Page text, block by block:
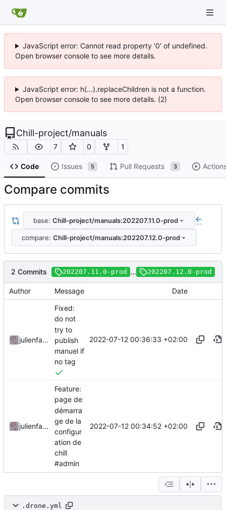
JavaScript error: Cannot read property '0' of undefined.
Open browser console to see more details.
JavaScript error: h(...).replaceChildren is not a function.
Open browser console to see more details. (2)
Chill-project/manuals
7 0 1
Code Issues 5 Pull Requests 3
Compare commits
base: Chill-project/manuals:202207.11.0-prod ...
compare: Chill-project/manuals:202207.12.0-prod
2 Commits 202207.11.0-prod ... 202207.12.0-prod
Author Message Date
julienfastre
Fixed:
do not
try to
publish
manuel if
no tag
2022-07-12 00:36:33 +02:00
julienfastre
Feature:
page de
démarra
ge de la
configur
ation de
chill
#admin
2022-07-12 00:34:52 +02:00
.drone.yml